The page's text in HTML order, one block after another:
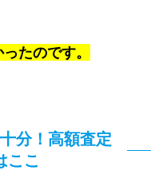
たのです。
分！高額査定
ここ